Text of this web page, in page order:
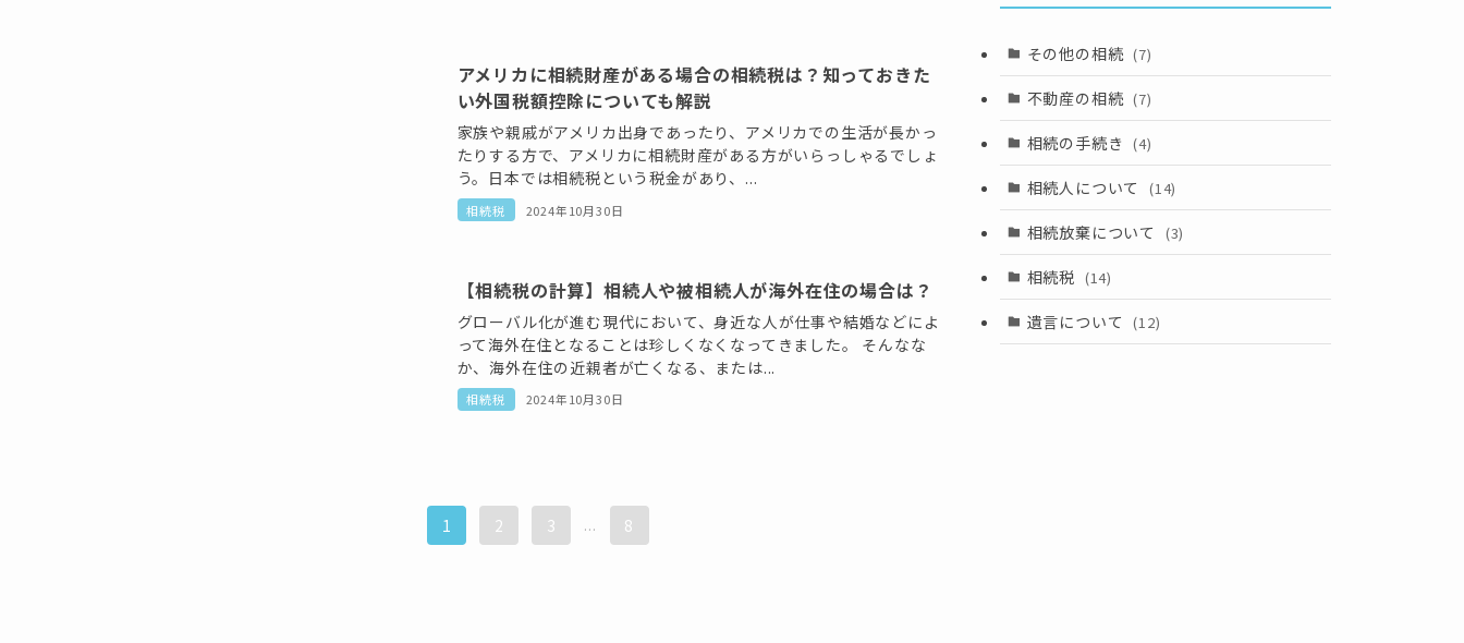
アメリカに相続財産がある場合の相続税は？知っておきた
い外国税額控除についても解説
家族や親戚がアメリカ出身であったり、アメリカでの生活が長かっ
たりする方で、アメリカに相続財産がある方がいらっしゃるでしょ
う。日本では相続税という税金があり、...
2024年10月30日
相続税
【相続税の計算】相続人や被相続人が海外在住の場合は？
グローバル化が進む現代において、身近な人が仕事や結婚などによ
って海外在住となることは珍しくなくなってきました。 そんなな
か、海外在住の近親者が亡くなる、または...
2024年10月30日
相続税
1 2 3 ... 8
その他の相続 (7)
不動産の相続 (7)
相続の手続き (4)
相続人について (14)
相続放棄について (3)
相続税 (14)
遺言について (12)